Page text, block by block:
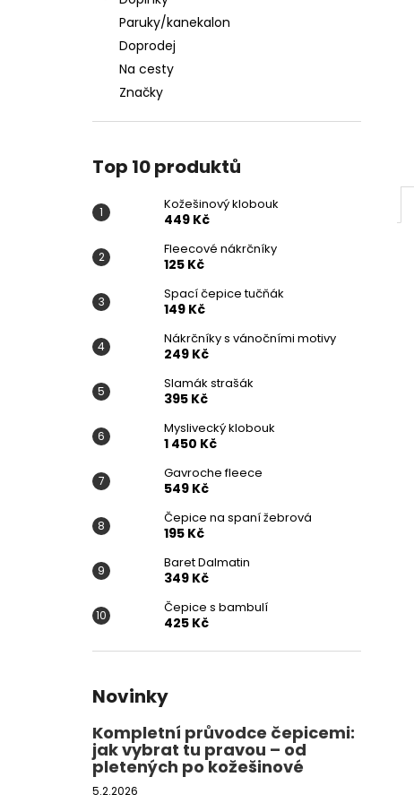
Paruky/kanekalon
Doprodej
Na cesty
Značky
Top 10 produktů
Kožešinový klobouk
449 Kč
Fleecové nákrčníky
125 Kč
Spací čepice tučňák
149 Kč
Nákrčníky s vánočními motivy
249 Kč
Slamák strašák
395 Kč
Myslivecký klobouk
1 450 Kč
Gavroche fleece
549 Kč
Čepice na spaní žebrová
195 Kč
Baret Dalmatin
349 Kč
Čepice s bambulí
425 Kč
Novinky
Kompletní průvodce čepicemi:
jak vybrat tu pravou – od
pletených po kožešinové
5.2.2026
KOŽEŠINOVÝ KLOBOUK
449 Kč